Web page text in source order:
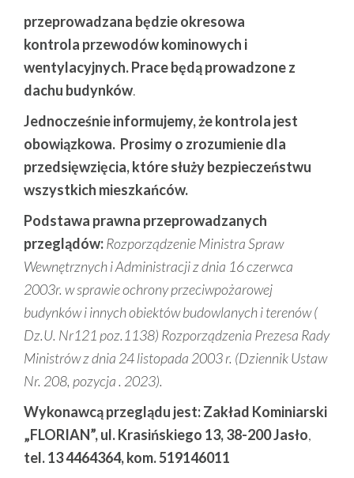
przeprowadzana będzie okresowa
kontrola przewodów kominowych i
wentylacyjnych. Prace będą prowadzone z
dachu budynków.
Jednocześnie informujemy, że kontrola jest
obowiązkowa. Prosimy o zrozumienie dla
przedsięwzięcia, które służy bezpieczeństwu
wszystkich mieszkańców.
Podstawa prawna przeprowadzanych
przeglądów:Rozporządzenie Ministra Spraw
Wewnętrznych i Administracji z dnia 16 czerwca
2003r. w sprawie ochrony przeciwpożarowej
budynków i innych obiektów budowlanych i terenów (
Dz.U. Nr121 poz.1138) Rozporządzenia Prezesa Rady
Ministrów z dnia 24 listopada 2003 r. (Dziennik Ustaw
Nr. 208, pozycja . 2023).
Wykonawcą przeglądu jest: Zakład Kominiarski
„FLORIAN”, ul. Krasińskiego 13, 38-200 Jasło,
tel. 13 4464364, kom. 519146011